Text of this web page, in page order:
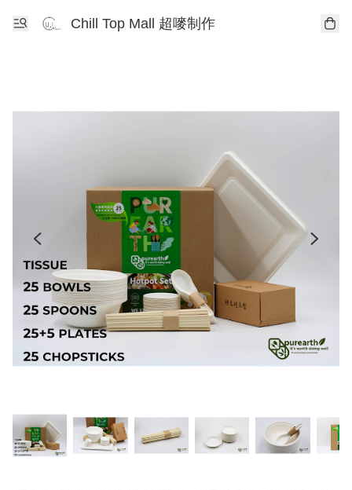
Chill Top Mall 超嘜制作